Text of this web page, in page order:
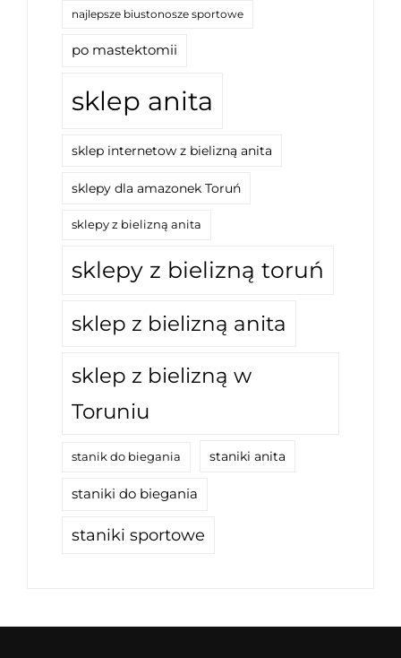
najlepsze biustonosze sportowe
po mastektomii
sklep anita
sklep internetow z bielizną anita
sklepy dla amazonek Toruń
sklepy z bielizną anita
sklepy z bielizną toruń
sklep z bielizną anita
sklep z bielizną w
Toruniu
stanik do biegania staniki anita
staniki do biegania
staniki sportowe